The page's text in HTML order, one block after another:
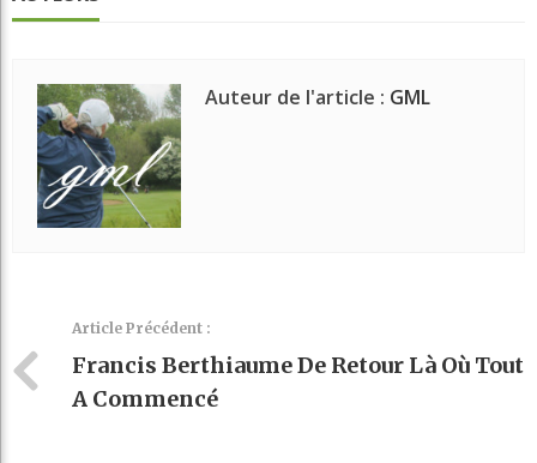
Auteur de l'article : GML
Article Précédent :
Francis Berthiaume De Retour Là Où Tout
A Commencé